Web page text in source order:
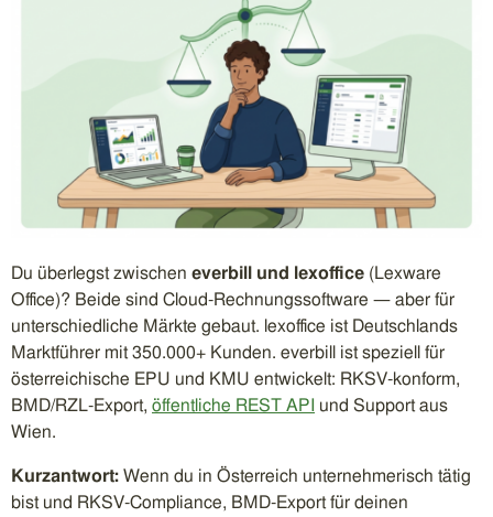
Du überlegst zwischen everbill und lexoffice (Lexware
Office)? Beide sind Cloud-Rechnungssoftware — aber für
unterschiedliche Märkte gebaut. lexoffice ist Deutschlands
Marktführer mit 350.000+ Kunden. everbill ist speziell für
österreichische EPU und KMU entwickelt: RKSV-konform,
BMD/RZL-Export, öffentliche REST API und Support aus
Wien.
Kurzantwort: Wenn du in Österreich unternehmerisch tätig
bist und RKSV-Compliance, BMD-Export für deinen